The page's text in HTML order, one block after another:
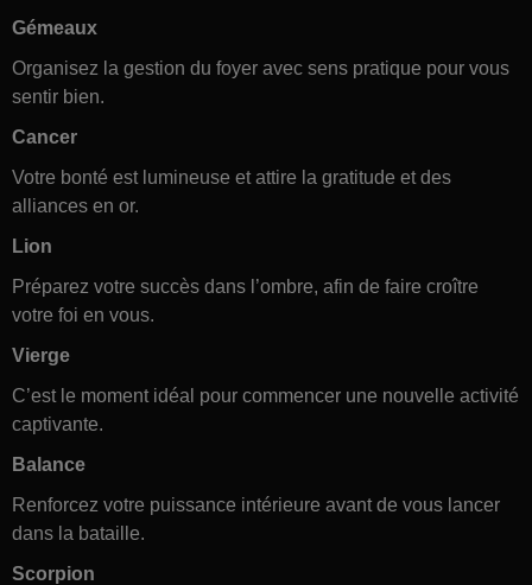
Gémeaux
Organisez la gestion du foyer avec sens pratique pour vous
sentir bien.
Cancer
Votre bonté est lumineuse et attire la gratitude et des
alliances en or.
Lion
Préparez votre succès dans l’ombre, afin de faire croître
votre foi en vous.
Vierge
C’est le moment idéal pour commencer une nouvelle activité
captivante.
Balance
Renforcez votre puissance intérieure avant de vous lancer
dans la bataille.
Scorpion